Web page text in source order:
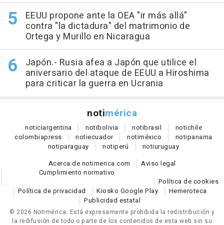
EEUU propone ante la OEA "ir más allá"
contra "la dictadura" del matrimonio de
Ortega y Murillo en Nicaragua
Japón.- Rusia afea a Japón que utilice el
aniversario del ataque de EEUU a Hiroshima
para criticar la guerra en Ucrania
notimérica
noticiargentina notibolivia notibrasil notichile
colombiapress notiecuador notiméxico notipanama
notiparaguay notiperú notiuruguay
Acerca de notimerica.com
Aviso legal
Cumplimiento normativo
Política de cookies
Política de privacidad
Kiosko Google Play
Hemeroteca
Publicidad estatal
© 2026 Notimérica. Está expresamente prohibida la redistribución y
la redifusión de todo o parte de los contenidos de esta web sin su